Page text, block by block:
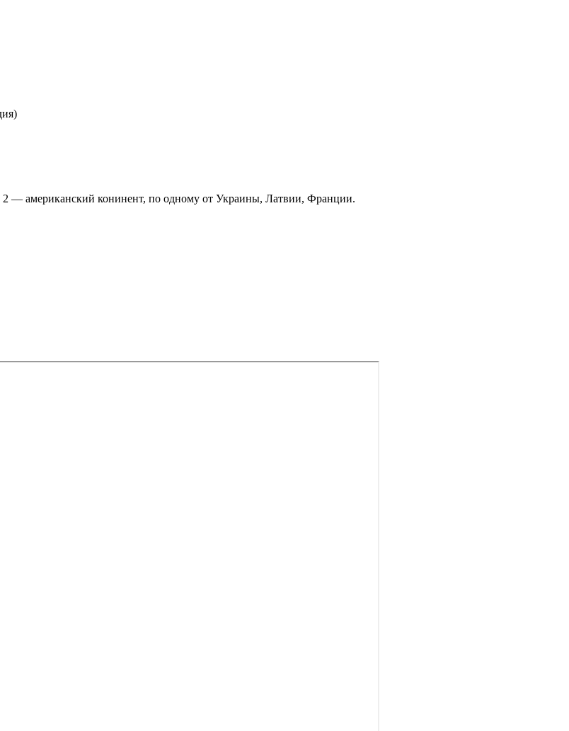
американский конинент, по одному от Украины, Латвии, Франции.